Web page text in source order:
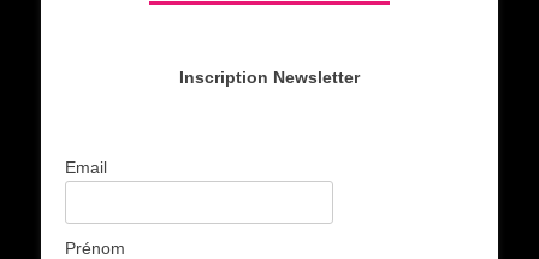
Inscription Newsletter
Email
Prénom